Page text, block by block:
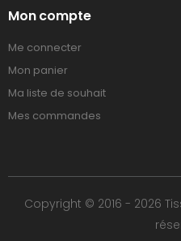
Mon compte
Me connecter
Mon panier
Ma liste de souhait
Mes commandes
Copyright © 2016 - 2026